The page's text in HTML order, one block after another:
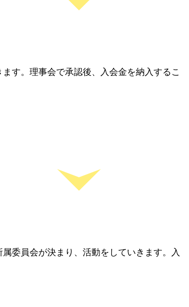
す。理事会で承認後、入会金を納入するこ
委員会が決まり、活動をしていきます。入